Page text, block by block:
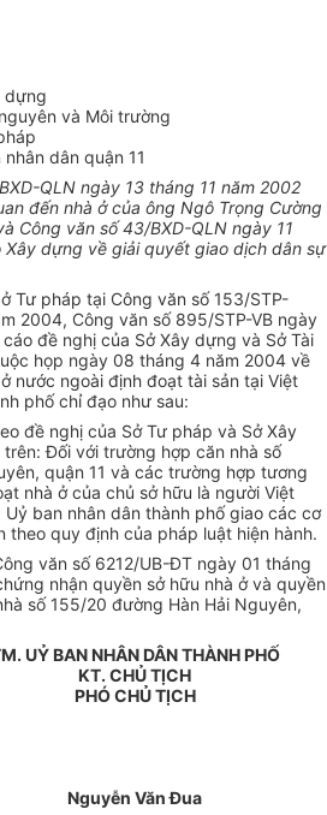
dựng
và Môi trường
dân quận 11
QLN ngày 13 tháng 11 năm 2002
đến nhà ở của ông Ngô Trọng Cường
Công văn số 43/BXD-QLN ngày 11
Xây dựng về giải quyết giao dịch dân sự
Tư pháp tại Công văn số 153/STP-
2004, Công văn số 895/STP-VB ngày
đề nghị của Sở Xây dựng và Sở Tài
họp ngày 08 tháng 4 năm 2004 về
nước ngoài định đoạt tài sản tại Việt
phố chỉ đạo như sau:
đề nghị của Sở Tư pháp và Sở Xây
Đối với trường hợp căn nhà số
quận 11 và các trường hợp tương
nhà ở của chủ sở hữu là người Việt
ban nhân dân thành phố giao các cơ
theo quy định của pháp luật hiện hành.
văn số 6212/UB-ĐT ngày 01 tháng
nhận quyền sở hữu nhà ở và quyền
số 155/20 đường Hàn Hải Nguyên,
UỶ BAN NHÂN DÂN THÀNH PHỐ
KT. CHỦ TỊCH
PHÓ CHỦ TỊCH
Nguyễn Văn Đua